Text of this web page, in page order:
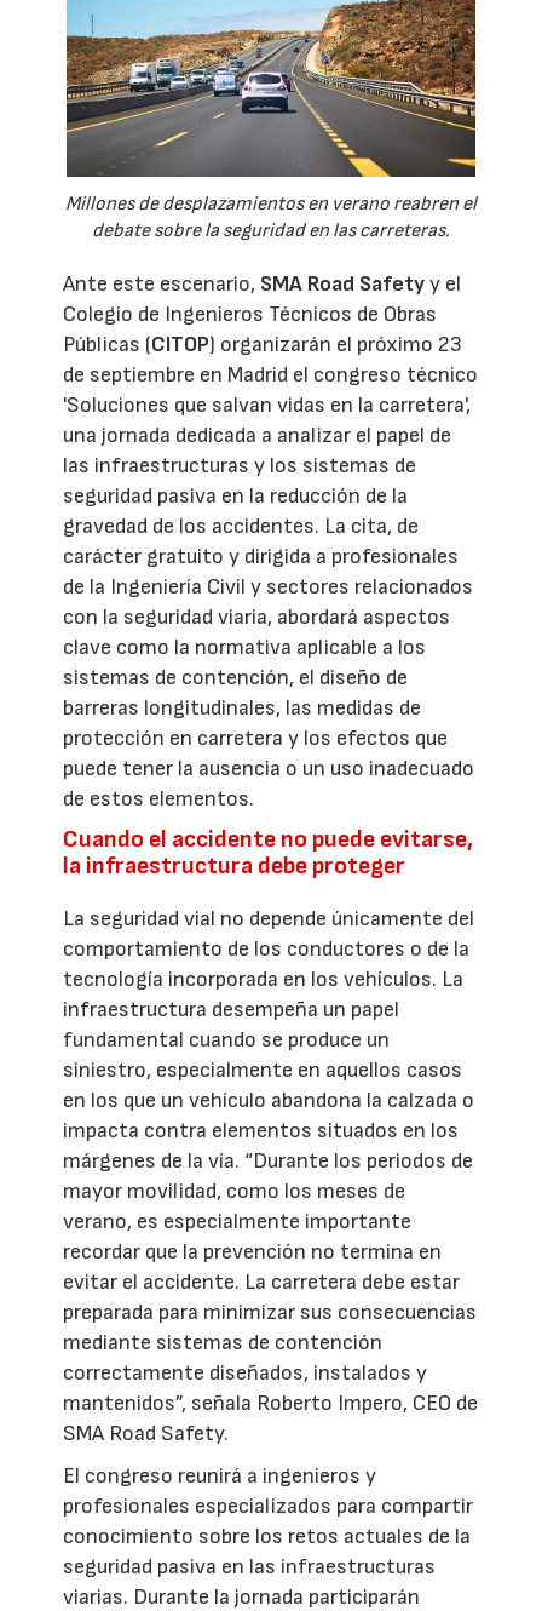
Millones de desplazamientos en verano reabren el
debate sobre la seguridad en las carreteras.
Ante este escenario, SMA Road Safetyy el
Colegio de Ingenieros Técnicos de Obras
Públicas (CITOP) organizarán el próximo 23
de septiembre en Madrid el congreso técnico
'Soluciones que salvan vidas en la carretera',
una jornada dedicada a analizar el papel de
las infraestructuras y los sistemas de
seguridad pasiva en la reducción de la
gravedad de los accidentes. La cita, de
carácter gratuito y dirigida a profesionales
de la Ingeniería Civil y sectores relacionados
con la seguridad viaria, abordará aspectos
clave como la normativa aplicable a los
sistemas de contención, el diseño de
barreras longitudinales, las medidas de
protección en carretera y los efectos que
puede tener la ausencia o un uso inadecuado
de estos elementos.
Cuando el accidente no puede evitarse,
la infraestructura debe proteger
La seguridad vial no depende únicamente del
comportamiento de los conductores o de la
tecnología incorporada en los vehículos. La
infraestructura desempeña un papel
fundamental cuando se produce un
siniestro, especialmente en aquellos casos
en los que un vehículo abandona la calzada o
impacta contra elementos situados en los
márgenes de la vía. “Durante los periodos de
mayor movilidad, como los meses de
verano, es especialmente importante
recordar que la prevención no termina en
evitar el accidente. La carretera debe estar
preparada para minimizar sus consecuencias
mediante sistemas de contención
correctamente diseñados, instalados y
mantenidos”, señala Roberto Impero, CEO de
SMA Road Safety.
El congreso reunirá a ingenieros y
profesionales especializados para compartir
conocimiento sobre los retos actuales de la
seguridad pasiva en las infraestructuras
viarias. Durante la jornada participarán